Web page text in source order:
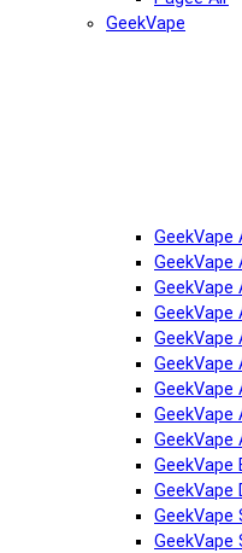
GeekVape
GeekVape
GeekVape
GeekVape
GeekVape
GeekVape
GeekVape
GeekVape
GeekVape
GeekVape
GeekVape
GeekVape
GeekVape
GeekVape